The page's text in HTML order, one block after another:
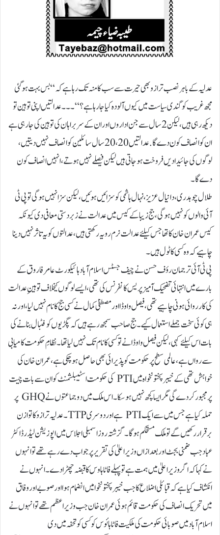
عدلیہ کے باہر نصب ترازو بھی حیرت سے سب کامنہ تک رہا ہے کہ “ بس بہت ہو گئی
مجھ غریب کو گندی سیاست میں کیوں آلودہ کیا جا رہا ہے ؟ “ ۔۔۔عدالتیں اپنی توہین تو
دیکھ رہی ہیں، لیکن 2 سال سے جن اداروں اور ان کے سربراہان کی توہین کی جارہی ہے
ان کو انصاف کون دے گا. عدالتیں 20، 20 سال سائلین کو انصاف نہیں دیتیں،
لوگوں کی جائیدادیں فروخت ہوجاتی ہیں لیکن فیصلے نہیں ہوتے، انہیں انصاف کون
دے گا ۔
طلال چوہدری، دانیال عزیز،نہال ہاشمی کو سزائیں ہوئیں، لیکن سزا نہیں ہوگی تو پی ٹی
آئی والوں کو نہیں ہوگی، جج زیبا کے کیس میں عدالت نے زبردستی معافی دی کیونکہ
کیس عمران خان کا تھا جس کیلئے عدالت نرم رویہ رکھتی ہیں، عدالتوں کو یہ تاثر نہیں دینا
چاہیے کہ وہ کسی کا ٹول ہیں۔
پی ٹی آئی ترجمان رؤف حسن نے چیف جسٹس اسلام آباد ہائیکورٹ عامر فاروق کے
بارے میں انتہائی تضحیک آمیز پریس کانفرنس کی تھی، ایسے لوگوں کیخلاف توہینِ عدالت
کی کارروائی ہونی چاہیے تھی، فیصل واوڈا اور مصطفیٰ کمال نے کسی جج کا نام نہیں لیا، اور نہ
ہی کوئی سخت جملے استعمال کیے۔جج صاحب سمجھ رہے ہیں کہ پگڑیوں کو فٹبال بنانے کی
بات اس کیلئے کہی، لیکن فیصل واوڈا نے تو کسی کا نام تک نہیں لیا تھا۔نظامِ حکومت کامیابی
سے رواں ہے ، عالمی سطح پر حکومت کو پذیرائی بھی حاصل ہو چکی ہے ، عمران خان کی
خواہش تھی کے خیبر پختونخواہ میں PTI کی حکومت اسٹیبلشمنٹ کو ان سے بات چیت
پر مجبور کر دے گی مگر ایسا کچھ نہیں ہو سکا ۔اس ملک میں دو جماعتوں نے GHQ پر
حملہ کیا ہے جس میں سے ایک PTI ہے اور دوسری TTP۔ عدلیہ ترازو کا توازن
برقرار رکھیں گے تو ملک مستحکم ہو گا ۔گزشتہ روز اسمبلی اجلاس میں اپوزیشن لیڈر ڈاکٹر
عباد جب ضمنی بجٹ اور بعد ازاں وزیر اعلیٰ کی تقریر پر جواب دے رہے تھے تو انہوں
نے کہا کہ اگر وزیر اعلیٰ میں ہمت ہے تو پہلے فاٹا ہاوس کا قبضہ چھڑا دے ۔ انہوں نے
انکشاف کیاہے کہ قبائلی اضلاع کا جب خیبر پختونخوامیں انضمام ہوا اور صوبے اور وفاق
میں تحریک انصاف کی حکومت قائم ہوئی عمران خان جب وزیر اعظم تھے تو انہوں نے
اسلام آبا دمیں صوبائی حکومت کی ملکیت فاٹا ہائوس کو کسی کو تحفہ میں دی